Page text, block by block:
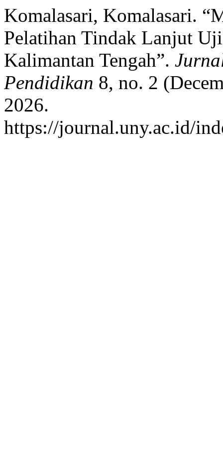
Komalasari, Komalasari.
Pelatihan Tindak Lanjut
Kalimantan Tengah”.
Pendidikan 8, no. 2
2026.
https://journal.uny.ac.id/